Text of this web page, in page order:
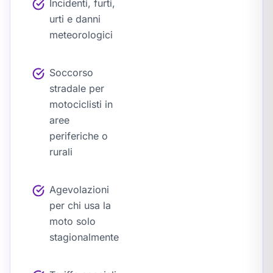
Incidenti, furti,
urti e danni
meteorologici
Soccorso
stradale per
motociclisti in
aree
periferiche o
rurali
Agevolazioni
per chi usa la
moto solo
stagionalmente